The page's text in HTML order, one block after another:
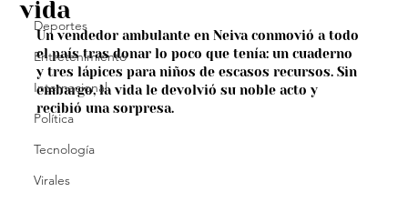
Deportes
Entretenimiento
Internacional
Política
Tecnología
Virales
vida
Un vendedor ambulante en Neiva conmovió a todo
el país tras donar lo poco que tenía: un cuaderno
y tres lápices para niños de escasos recursos. Sin
embargo, la vida le devolvió su noble acto y
recibió una sorpresa.